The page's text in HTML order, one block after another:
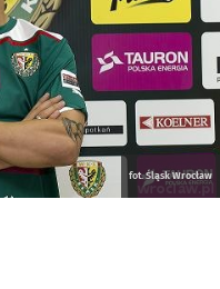
fot. Śląsk Wrocław